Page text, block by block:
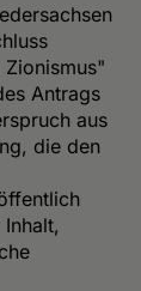
Antrags
aus
die den